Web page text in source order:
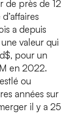
de près de 12
a depuis
valeur qui
pour un
en 2022.
ou
années sur
il y a 25